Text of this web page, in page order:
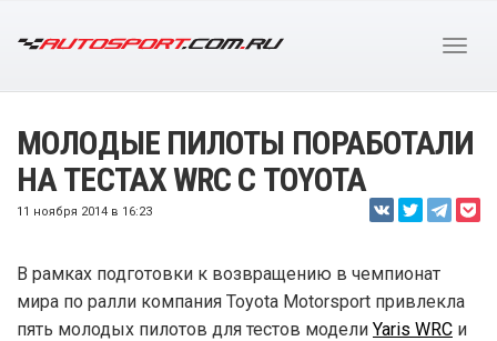
МОЛОДЫЕ ПИЛОТЫ ПОРАБОТАЛИ
НА ТЕСТАХ WRC С TOYOTA
11 ноября 2014 в 16:23
В рамках подготовки к возвращению в чемпионат
мира по ралли компания Toyota Motorsport привлекла
пять молодых пилотов для тестов модели Yaris WRC и